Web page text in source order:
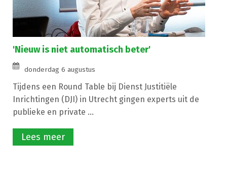
'Nieuw is niet automatisch beter'
donderdag 6 augustus
Tijdens een Round Table bij Dienst Justitiële
Inrichtingen (DJI) in Utrecht gingen experts uit de
publieke en private ...
Lees meer